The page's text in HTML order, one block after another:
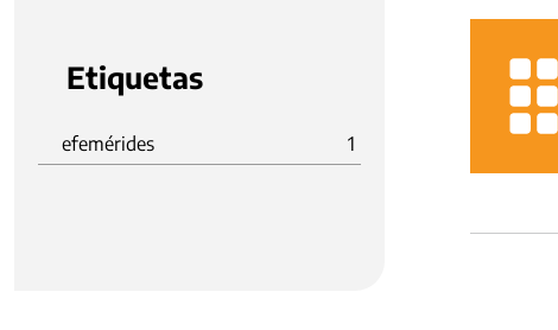
Etiquetas
efemérides 1